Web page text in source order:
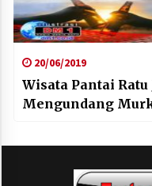
20/06/2019
Wisata Pantai
Mengundang